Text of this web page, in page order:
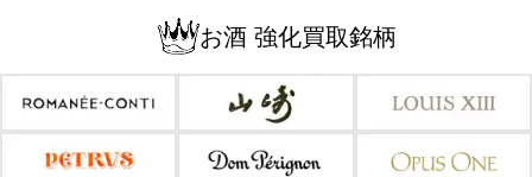
お酒 強化買取銘柄